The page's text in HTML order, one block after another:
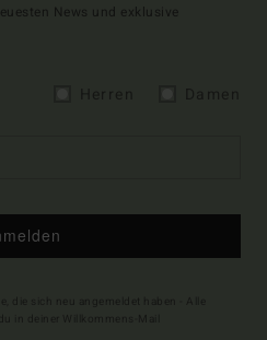
News und exklusive